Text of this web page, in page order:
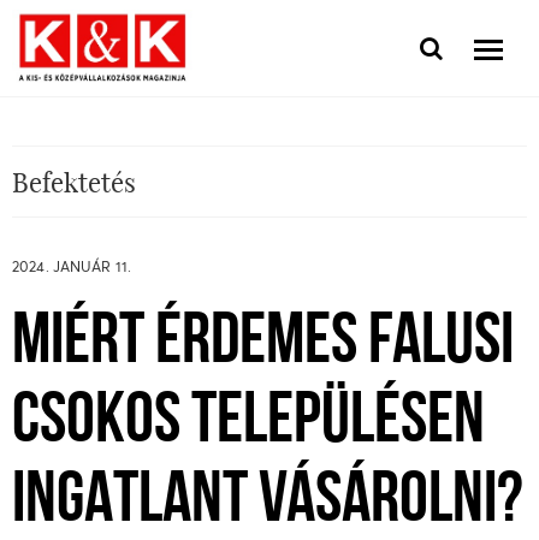
Befektetés
2024. JANUÁR 11.
MIÉRT ÉRDEMES FALUSI
CSOKOS TELEPÜLÉSEN
INGATLANT VÁSÁROLNI?